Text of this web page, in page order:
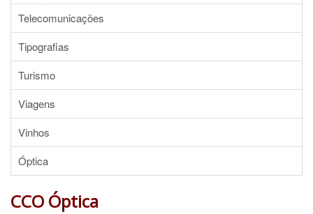
Telecomunicações
Tipografias
Turismo
Viagens
Vinhos
Óptica
CCO Óptica